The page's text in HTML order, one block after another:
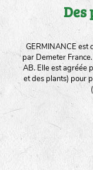
GERMINANCE est
par Demeter
AB. Elle est agréée
et des plants) pour